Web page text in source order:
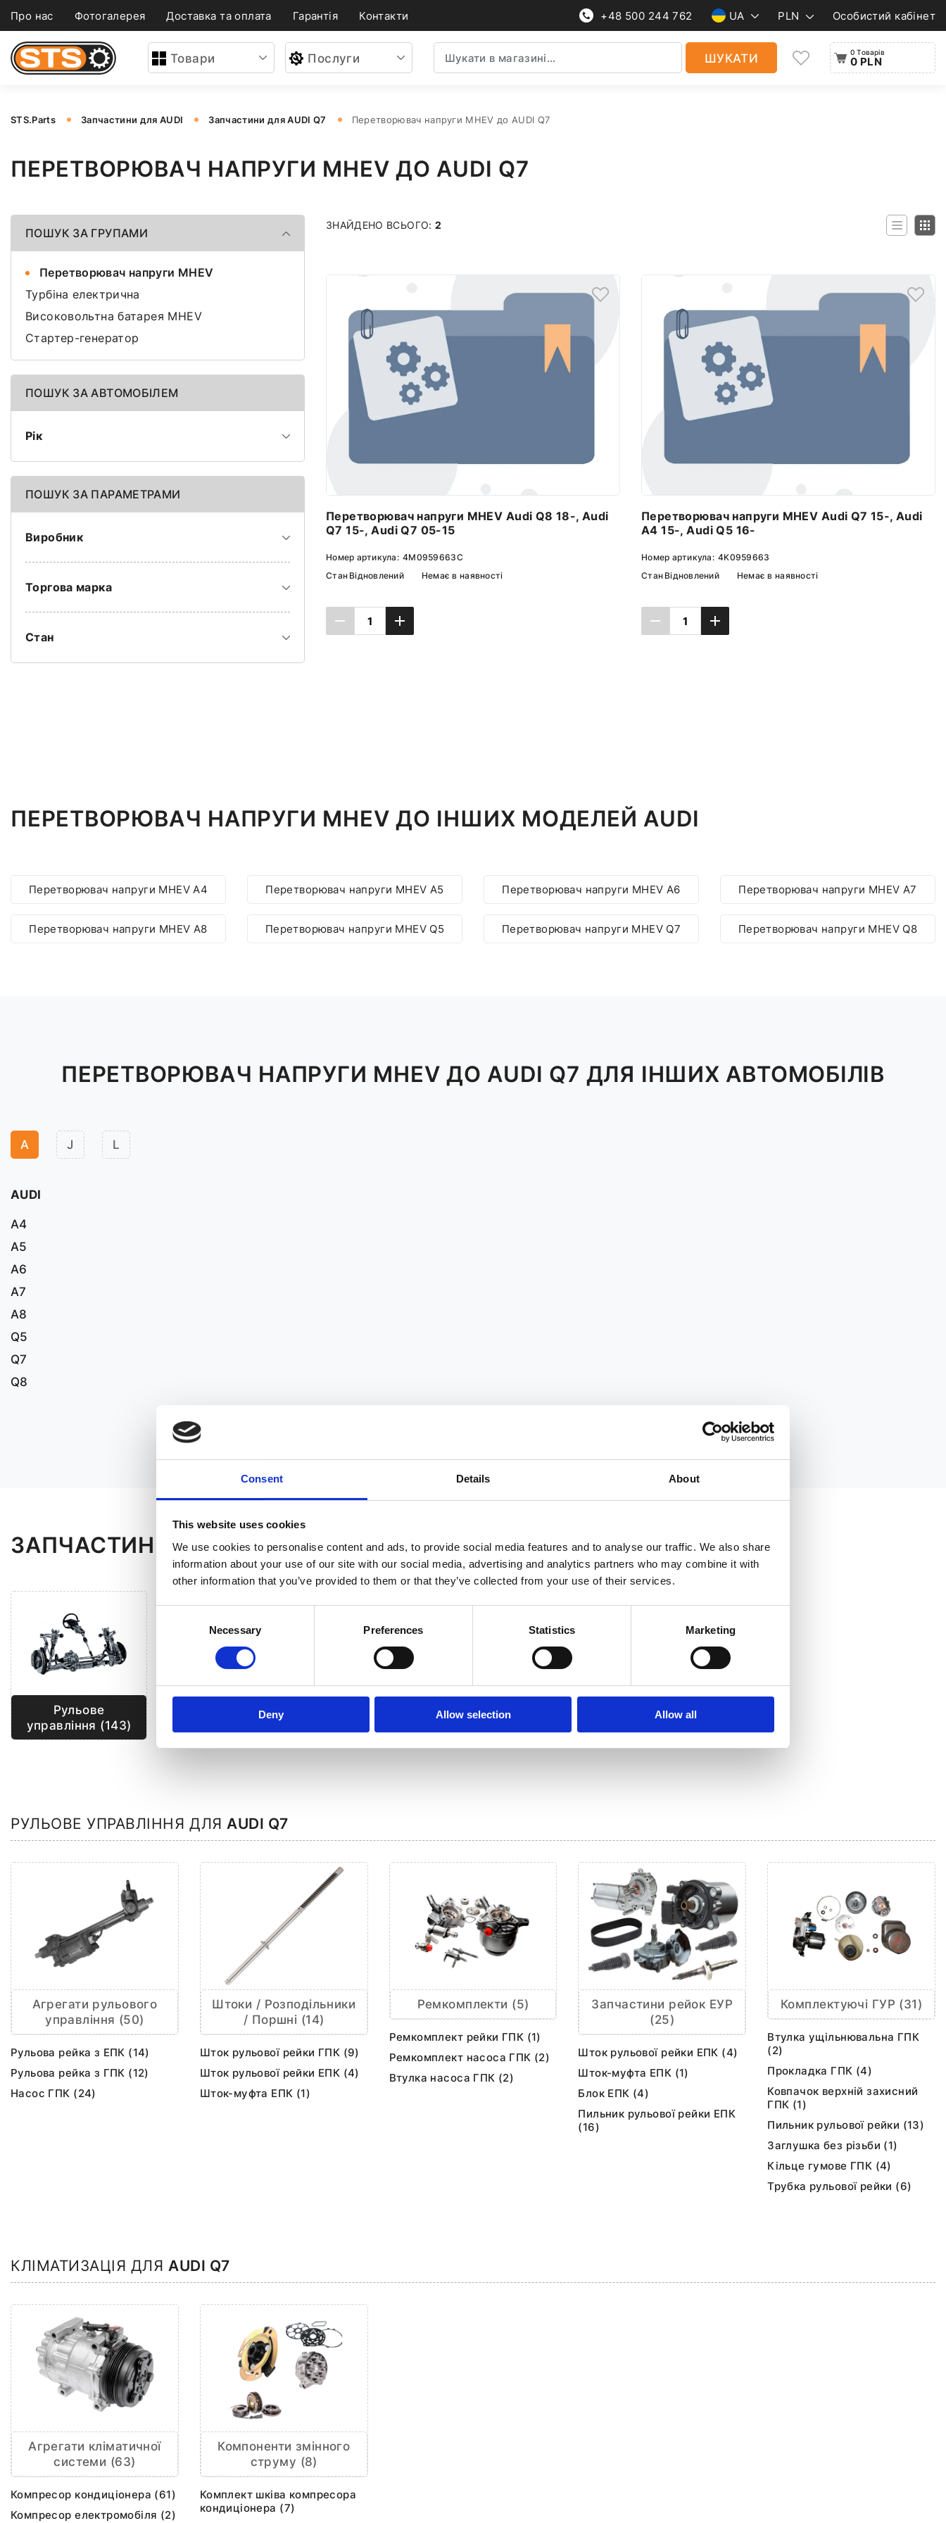
Consent Details About
This website uses cookies
We use cookies to personalise content and ads, to provide social media features and to analyse our traffic. We also share
information about your use of our site with our social media, advertising and analytics partners who may combine it with
other information that you’ve provided to them or that they’ve collected from your use of their services.
Necessary Preferences Statistics Marketing
Deny Allow selection Allow all
Про нас Фотогалерея Доставка та оплата Гарантія Контакти +48 500 244 762 UA PLN Особистий кабінет
Товари Послуги ШУКАТИ 0 Товарів
0 PLN
STS.Parts Запчастини для AUDI Запчастини для AUDI Q7 Перетворювач напруги MHEV до AUDI Q7
ПЕРЕТВОРЮВАЧ НАПРУГИ MHEV ДО AUDI Q7
ПОШУК ЗА ГРУПАМИ
Турбіна електрична
Високовольтна батарея MHEV
Перетворювач напруги MHEV
Стартер-генератор
ПОШУК ЗА АВТОМОБІЛЕМ
Рік
ПОШУК ЗА ПАРАМЕТРАМИ
Виробник
Торгова марка
Стан
ЗНАЙДЕНО ВСЬОГО: 2
Перетворювач напруги MHEV Audi Q8 18-, Audi
Q7 15-, Audi Q7 05-15
Номер артикула: 4M0959663C
Стан Відновлений Немає в наявності
Перетворювач напруги MHEV Audi Q7 15-, Audi
A4 15-, Audi Q5 16-
Номер артикула: 4K0959663
Стан Відновлений Немає в наявності
ПЕРЕТВОРЮВАЧ НАПРУГИ MHEV ДО ІНШИХ МОДЕЛЕЙ AUDI
Перетворювач напруги MHEV A4 Перетворювач напруги MHEV A5 Перетворювач напруги MHEV A6 Перетворювач напруги MHEV A7
Перетворювач напруги MHEV A8 Перетворювач напруги MHEV Q5 Перетворювач напруги MHEV Q7 Перетворювач напруги MHEV Q8
ПЕРЕТВОРЮВАЧ НАПРУГИ MHEV ДО AUDI Q7 ДЛЯ ІНШИХ АВТОМОБІЛІВ
A J L
AUDI
A4
A5
A6
A7
A8
Q5
Q7
Q8
ЗАПЧАСТИНИ ДО AUDI Q7
Рульове
управління (143)
Кліматизація (71)
РУЛЬОВЕ УПРАВЛІННЯ ДЛЯ AUDI Q7
Агрегати рульового
управління (50)
Рульова рейка з ЕПК (14)
Рульова рейка з ГПК (12)
Насос ГПК (24)
Штоки / Розподільники
/ Поршні (14)
Шток рульової рейки ГПК (9)
Шток рульової рейки ЕПК (4)
Шток-муфта ЕПК (1)
Ремкомплекти (5)
Ремкомплект рейки ГПК (1)
Ремкомплект насоса ГПК (2)
Втулка насоса ГПК (2)
Запчастини рейок ЕУР
(25)
Шток рульової рейки ЕПК (4)
Шток-муфта ЕПК (1)
Блок ЕПК (4)
Пильник рульової рейки ЕПК
(16)
Комплектуючі ГУР (31)
Втулка ущільнювальна ГПК
(2)
Прокладка ГПК (4)
Ковпачок верхній захисний
ГПК (1)
Пильник рульової рейки (13)
Заглушка без різьби (1)
Кільце гумове ГПК (4)
Трубка рульової рейки (6)
КЛІМАТИЗАЦІЯ ДЛЯ AUDI Q7
Агрегати кліматичної
системи (63)
Компресор кондиціонера (61)
Компресор електромобіля (2)
Компоненти змінного
струму (8)
Комплект шківа компресора
кондиціонера (7)